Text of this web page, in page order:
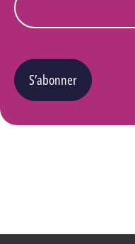
S’abonner